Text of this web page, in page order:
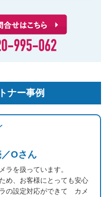
ナー事例
Oさん
ラを扱っています。
め、お客様にとっても安心
の設定対応ができて カメ